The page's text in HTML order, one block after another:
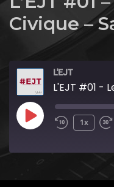
Civique –
L'EJT
Play
1x